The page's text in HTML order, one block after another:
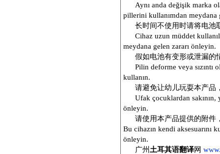
Aynı anda değişik marka
pillerini kullanımdan meydana
长时间不使用时请将电池
Cihaz uzun müddet
meydana gelen zararı önleyin.
假如电池有变形或泄漏的
Pilin deforme veya sızıntı
kullanın.
请避免让幼儿玩耍本产品
Ufak çocuklardan sakının,
önleyin.
请使用本产品提供的附件
Bu cihazın kendi aksesuarını
önleyin.
广州 土耳其语翻译网